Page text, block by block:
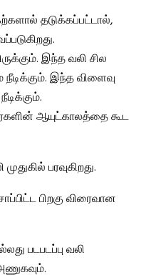
தடுக்கப்பட்டால்,
இந்த வலி சில
நீடிக்கும். இந்த விளைவு
ஆயுட்காலத்தை கூட
பரவுகிறது.
பிறகு விரைவான
படபடப்பு வலி